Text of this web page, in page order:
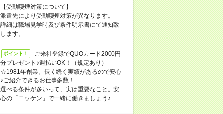
【受動喫煙対策について】
派遣先により受動喫煙対策が異なります。
詳細は職場見学時及び条件明示書にて通知致
します。
ポイント！
ご来社登録でQUOカード2000円
分プレゼント♪週払いOK！（規定あり）
☆1981年創業。長く続く実績があるので安心
♪ご紹介できるお仕事多数！
選べる条件が多いって、実は重要なこと。安
心の「ニッケン」で一緒に働きましょう♪